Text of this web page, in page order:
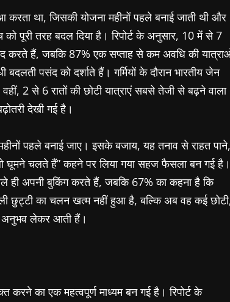
था, जिसकी योजना महीनों पहले बनाई जाती थी और
पूरी तरह बदल दिया है। रिपोर्ट के अनुसार, 10 में से 7
करते हैं, जबकि 87% एक सप्ताह से कम अवधि की
पसंद को दर्शाते हैं। गर्मियों के दौरान भारतीय जेन
2 से 6 रातों की छोटी यात्राएं सबसे तेजी से बढ़ने वाला
देखी गई है।
पहले बनाई जाए। इसके बजाय, यह तनाव से राहत पाने,
घूमने चलते हैं” कहने पर लिया गया सहज फैसला बन गई है।
ही अपनी बुकिंग करते हैं, जबकि 67% का कहना है कि
छुट्टी का चलन खत्म नहीं हुआ है, बल्कि अब वह कई
अनुभव लेकर आती हैं।
करने का एक महत्वपूर्ण माध्यम बन गई है। रिपोर्ट के